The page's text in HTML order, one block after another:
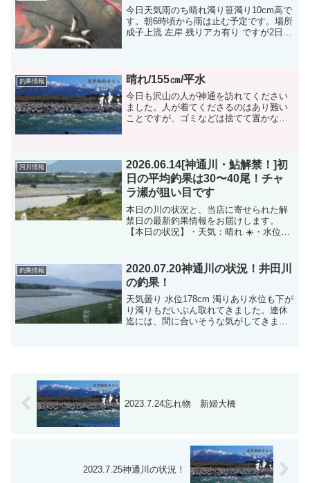
今日天気雨のち晴れ濁り笹濁り10cm高で
す。朝6時頃から雨は止む予定です。場所
成子上流 左岸 残りアカ有り ですが2日前
釣果情報 晴れ/155㎝/平水
今日も沢山の人が神通を訪れてください
ました。人が着てくださるのはあり難い
ことですが、ゴミなどは捨てて置かない
１０３尾も釣られた、鹿沼市の上沢さ...
河川情報
2026.06.14[神通川・鮎解禁！]初
日の平均釣果は30〜40尾！チャ
ラ瀬が狙い目です
本日の川の状況と、当店に寄せられた解
禁日の最新釣果情報をお届けします。
【本日の状況】・天気：晴れ ☀️・水位：
尾〜40尾と、上々のスタートを切ってい
ます！サイズも1...
釣果情報
2020.07.20神通川の状況！井田川
の釣果！
天気曇り 水位178cm 濁りあり水位も下が
り濁りもだいぶん取れてきました。連休
迄には、間に合いそうな気がしてきまし
2023.7.24忘れ物 新婦大橋
2023.7.25神通川の状況！